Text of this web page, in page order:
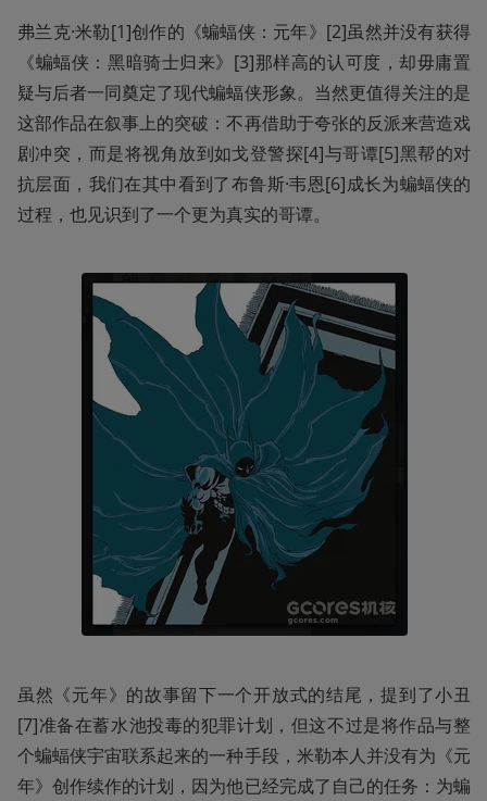
弗兰克·米勒[1]创作的《蝙蝠侠：元年》[2]虽然并没有获得
《蝙蝠侠：黑暗骑士归来》[3]那样高的认可度，却毋庸置
疑与后者一同奠定了现代蝙蝠侠形象。当然更值得关注的是
这部作品在叙事上的突破：不再借助于夸张的反派来营造戏
剧冲突，而是将视角放到如戈登警探[4]与哥谭[5]黑帮的对
抗层面，我们在其中看到了布鲁斯·韦恩[6]成长为蝙蝠侠的
过程，也见识到了一个更为真实的哥谭。
虽然《元年》的故事留下一个开放式的结尾，提到了小丑
[7]准备在蓄水池投毒的犯罪计划，但这不过是将作品与整
个蝙蝠侠宇宙联系起来的一种手段，米勒本人并没有为《元
年》创作续作的计划，因为他已经完成了自己的任务：为蝙